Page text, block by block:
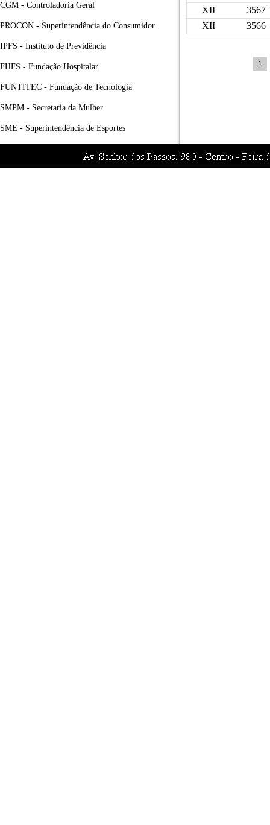
CGM - Controladoria Geral
PROCON - Superintendência do Consumidor
IPFS - Instituto de Previdência
FHFS - Fundação Hospitalar
FUNTITEC - Fundação de Tecnologia
SMPM - Secretaria da Mulher
SME - Superintendência de Esportes
XII
3567
XII
3566
1